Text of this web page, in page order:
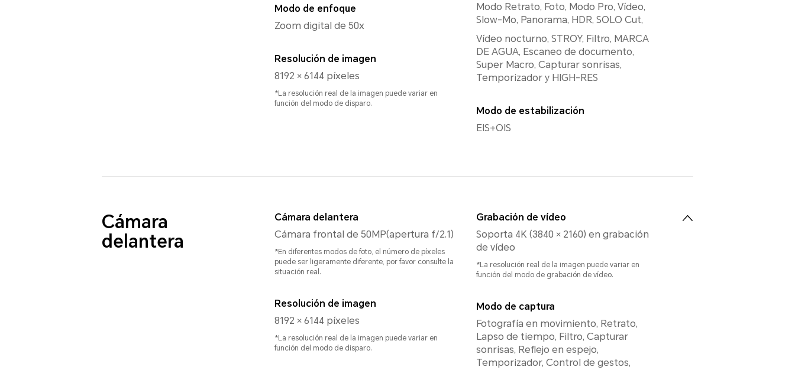
Modo de enfoque
Zoom digital de 50x
Resolución de imagen
8192 × 6144 píxeles
*La resolución real de la imagen puede variar en
función del modo de disparo.
Modo Retrato, Foto, Modo Pro, Vídeo,
Slow-Mo, Panorama, HDR, SOLO Cut,
Vídeo nocturno, STROY, Filtro, MARCA
DE AGUA, Escaneo de documento,
Super Macro, Capturar sonrisas,
Temporizador y HIGH-RES
Modo de estabilización
EIS+OIS
Cámara
delantera
Cámara delantera
Cámara frontal de 50MP(apertura f/2.1)
*En diferentes modos de foto, el número de píxeles
puede ser ligeramente diferente, por favor consulte la
situación real.
Resolución de imagen
8192 × 6144 píxeles
*La resolución real de la imagen puede variar en
función del modo de disparo.
Grabación de vídeo
Soporta 4K (3840 × 2160) en grabación
de vídeo
*La resolución real de la imagen puede variar en
función del modo de grabación de vídeo.
Modo de captura
Fotografía en movimiento, Retrato,
Lapso de tiempo, Filtro, Capturar
sonrisas, Reflejo en espejo,
Temporizador, Control de gestos,